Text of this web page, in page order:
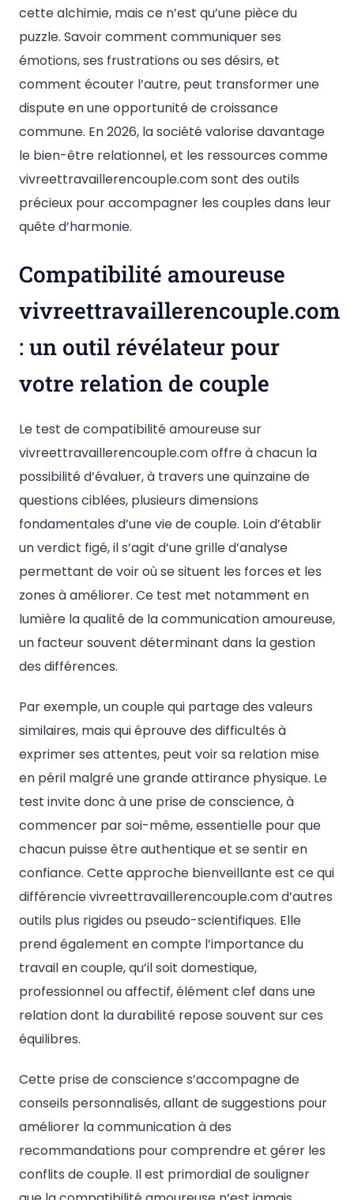
cette alchimie, mais ce n’est qu’une pièce du
puzzle. Savoir comment communiquer ses
émotions, ses frustrations ou ses désirs, et
comment écouter l’autre, peut transformer une
dispute en une opportunité de croissance
commune. En 2026, la société valorise davantage
le bien-être relationnel, et les ressources comme
vivreettravaillerencouple.com sont des outils
précieux pour accompagner les couples dans leur
quête d’harmonie.
Compatibilité amoureuse
vivreettravaillerencouple.com
: un outil révélateur pour
votre relation de couple
Le test de compatibilité amoureuse sur
vivreettravaillerencouple.com offre à chacun la
possibilité d’évaluer, à travers une quinzaine de
questions ciblées, plusieurs dimensions
fondamentales d’une vie de couple. Loin d’établir
un verdict figé, il s’agit d’une grille d’analyse
permettant de voir où se situent les forces et les
zones à améliorer. Ce test met notamment en
lumière la qualité de la communication amoureuse,
un facteur souvent déterminant dans la gestion
des différences.
Par exemple, un couple qui partage des valeurs
similaires, mais qui éprouve des difficultés à
exprimer ses attentes, peut voir sa relation mise
en péril malgré une grande attirance physique. Le
test invite donc à une prise de conscience, à
commencer par soi-même, essentielle pour que
chacun puisse être authentique et se sentir en
confiance. Cette approche bienveillante est ce qui
différencie vivreettravaillerencouple.com d’autres
outils plus rigides ou pseudo-scientifiques. Elle
prend également en compte l’importance du
travail en couple, qu’il soit domestique,
professionnel ou affectif, élément clef dans une
relation dont la durabilité repose souvent sur ces
équilibres.
Cette prise de conscience s’accompagne de
conseils personnalisés, allant de suggestions pour
améliorer la communication à des
recommandations pour comprendre et gérer les
conflits de couple. Il est primordial de souligner